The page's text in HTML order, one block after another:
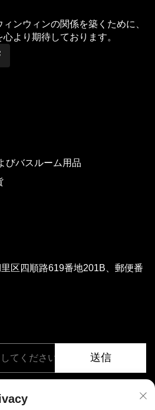
ンウィンの関係を築くために、
より期待しております。
びバスルーム用品
区四順路619番地201B、郵便番
送信